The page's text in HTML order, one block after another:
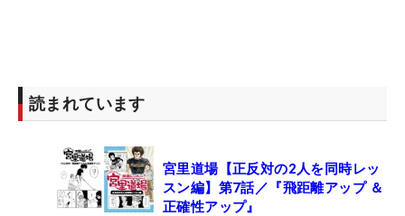
読まれています
宮里道場【正反対の2人を同時レッ
スン編】第7話／『飛距離アップ ＆
正確性アップ』